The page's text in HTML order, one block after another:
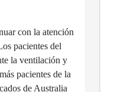
con la atención
pacientes del
la ventilación y
pacientes de la
de Australia